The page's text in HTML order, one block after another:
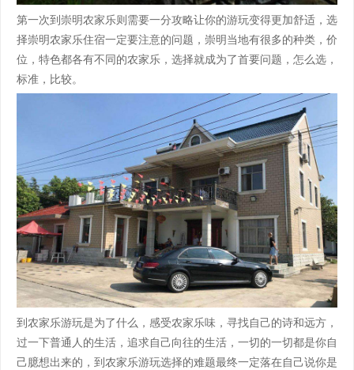
第一次到崇明农家乐则需要一分攻略让你的游玩变得更加舒适，选
择崇明农家乐住宿一定要注意的问题，崇明当地有很多的种类，价
位，特色都各有不同的农家乐，选择就成为了首要问题，怎么选，
标准，比较。
到农家乐游玩是为了什么，感受农家乐味，寻找自己的诗和远方，
过一下普通人的生活，追求自己向往的生活，一切的一切都是你自
己臆想出来的，到农家乐游玩选择的难题最终一定落在自己说你是